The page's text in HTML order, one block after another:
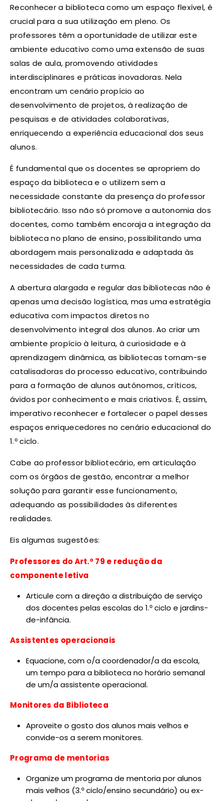
Reconhecer a biblioteca como um espaço flexível, é
crucial para a sua utilização em pleno. Os
professores têm a oportunidade de utilizar este
ambiente educativo como uma extensão de suas
salas de aula, promovendo atividades
interdisciplinares e práticas inovadoras. Nela
encontram um cenário propício ao
desenvolvimento de projetos, à realização de
pesquisas e de atividades colaborativas,
enriquecendo a experiência educacional dos seus
alunos.
É fundamental que os docentes se apropriem do
espaço da biblioteca e o utilizem sem a
necessidade constante da presença do professor
bibliotecário. Isso não só promove a autonomia dos
docentes, como também encoraja a integração da
biblioteca no plano de ensino, possibilitando uma
abordagem mais personalizada e adaptada às
necessidades de cada turma.
A abertura alargada e regular das bibliotecas não é
apenas uma decisão logística, mas uma estratégia
educativa com impactos diretos no
desenvolvimento integral dos alunos. Ao criar um
ambiente propício à leitura, à curiosidade e à
aprendizagem dinâmica, as bibliotecas tornam-se
catalisadoras do processo educativo, contribuindo
para a formação de alunos autónomos, críticos,
ávidos por conhecimento e mais criativos. É, assim,
imperativo reconhecer e fortalecer o papel desses
espaços enriquecedores no cenário educacional do
1.º ciclo.
Cabe ao professor bibliotecário, em articulação
com os órgãos de gestão, encontrar a melhor
solução para garantir esse funcionamento,
adequando as possibilidades às diferentes
realidades.
Eis algumas sugestões:
Professores do Art.º 79 e redução da
componente letiva
Articule com a direção a distribuição de serviço
dos docentes pelas escolas do 1.º ciclo e jardins-
de-infância.
Assistentes operacionais
Equacione, com o/a coordenador/a da escola,
um tempo para a biblioteca no horário semanal
de um/a assistente operacional.
Monitores da Biblioteca
Aproveite o gosto dos alunos mais velhos e
convide-os a serem monitores.
Programa de mentorias
Organize um programa de mentoria por alunos
mais velhos (3.º ciclo/ensino secundário) ou ex-